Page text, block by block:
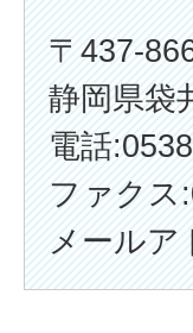
〒437-
静岡県袋
電話
ファクス
メールア